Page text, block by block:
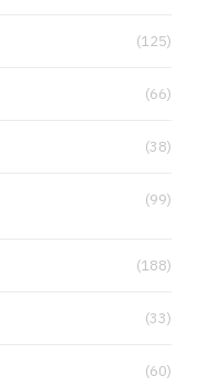
(125)
(66)
(38)
(99)
(188)
(33)
(60)